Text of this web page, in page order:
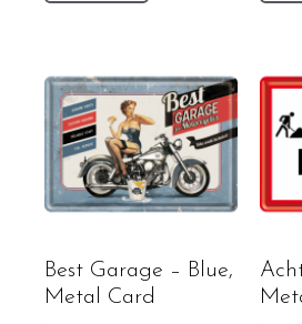
Best Garage – Blue,
Metal Card